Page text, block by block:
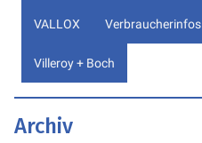
VALLOX Verbraucherinfos
Villeroy + Boch
Archiv